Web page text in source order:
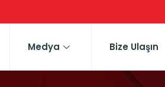
Medya Bize Ulaşın